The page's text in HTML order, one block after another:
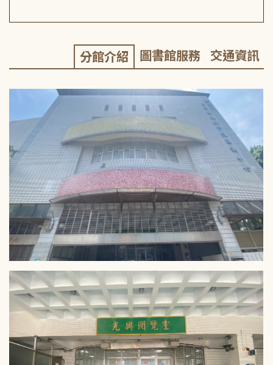
分館介紹 圖書館服務 交通資訊